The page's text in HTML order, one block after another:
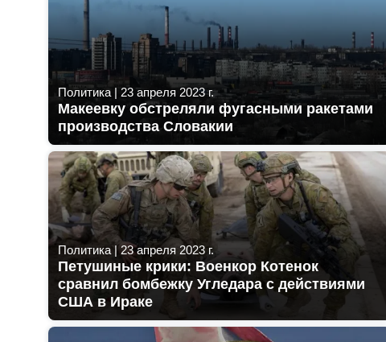
Политика | 23 апреля 2023 г.
Макеевку обстреляли фугасными ракетами
производства Словакии
Политика |23 апреля 2023 г.
Петушиные крики: Военкор Котенок
сравнил бомбежку Угледара с действиями
США в Ираке